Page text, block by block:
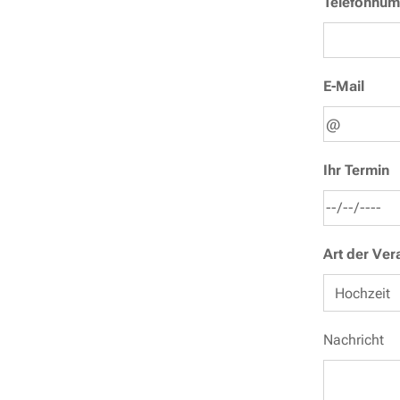
E-Mail
Ihr Termin
Art der
Nachricht